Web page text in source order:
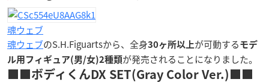
魂ウェブ
魂ウェブのS.H.Figuartsから、全身30ヶ所以上が可動する モデ
ル用フィギュア(男/女)2種類が発売されることになりました。
■■ボディくんDX SET(Gray Color Ver.)■■